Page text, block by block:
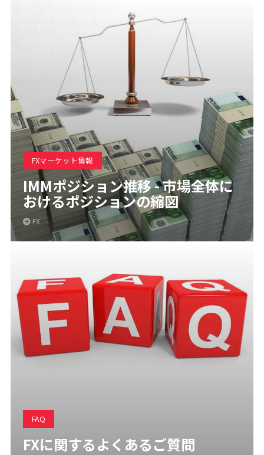
FXマーケット情報
IMMポジション推移 - 市場全体に
おけるポジションの縮図
FX
FAQ
FXに関するよくあるご質問